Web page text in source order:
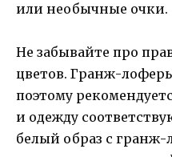
или необычные очки.
Не забывайте про
цветов. Гранж-
поэтому
и одежду
белый образ с гранж-